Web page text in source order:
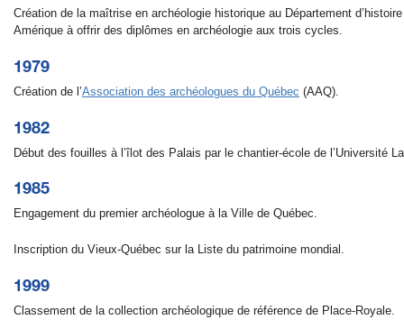
Création de la maîtrise en archéologie historique au Département d’histoire
Amérique à offrir des diplômes en archéologie aux trois cycles.
1979
Création de l’Association des archéologues du Québec (AAQ).
1982
Début des fouilles à l’îlot des Palais par le chantier-école de l’Université
1985
Engagement du premier archéologue à la Ville de Québec.
Inscription du Vieux-Québec sur la Liste du patrimoine mondial.
1999
Classement de la collection archéologique de référence de Place-Royale.